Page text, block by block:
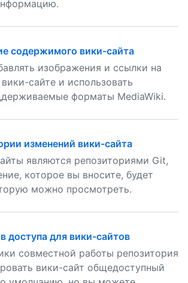
содержимого вики-сайта
изображения и ссылки на
сайте и использовать
форматы MediaWiki.
изменений вики-сайта
являются репозиториями Git,
которое вы вносите, будет
можно просмотреть.
доступа для вики-сайтов
совместной работы репозитория
вики-сайт общедоступный